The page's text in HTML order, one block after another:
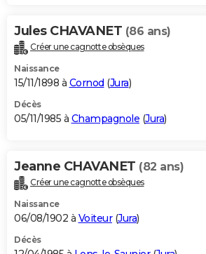
Jules CHAVANET (86 ans)
Créer une cagnotte obsèques
Naissance
15/11/1898 à Cornod (Jura)
Décès
05/11/1985 à Champagnole (Jura)
Jeanne CHAVANET (82 ans)
Créer une cagnotte obsèques
Naissance
06/08/1902 à Voiteur(Jura)
Décès